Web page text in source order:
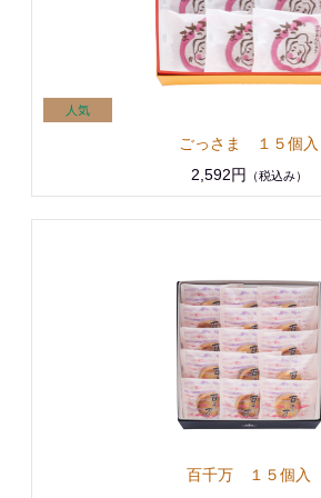
ごっさま １５個入
2,592円
（税込み）
百千万 １５個入